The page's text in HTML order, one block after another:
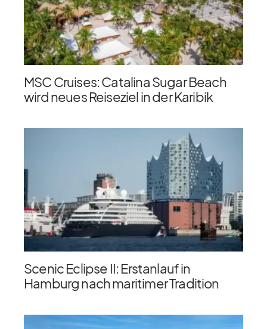
MSC Cruises: Catalina Sugar Beach
wird neues Reiseziel in der Karibik
Scenic Eclipse II: Erstanlauf in
Hamburg nach maritimer Tradition